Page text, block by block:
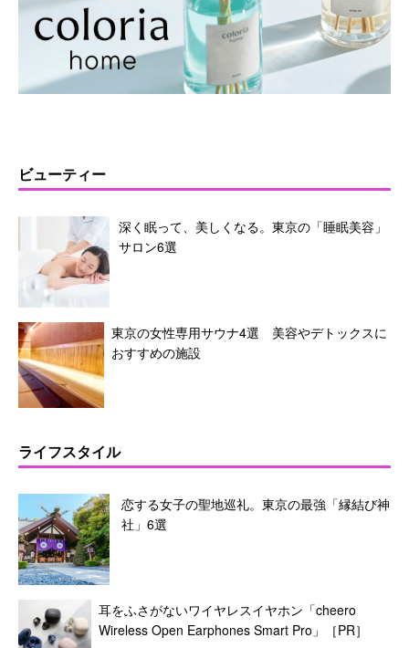
ビューティー
深く眠って、美しくなる。東京の「睡眠美容」
サロン6選
東京の女性専用サウナ4選 美容やデトックスに
おすすめの施設
ライフスタイル
恋する女子の聖地巡礼。東京の最強「縁結び神
社」6選
耳をふさがないワイヤレスイヤホン「cheero
Wireless Open Earphones Smart Pro」［PR］